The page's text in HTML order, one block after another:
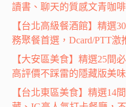
讀書、聊天的質感文青咖啡
【台北高級餐酒館】精選
務聚餐首選，Dcard/PTT激
【大安區美食】精選25間
高評價不踩雷的隱藏版美味
【台北東區美食】精選14